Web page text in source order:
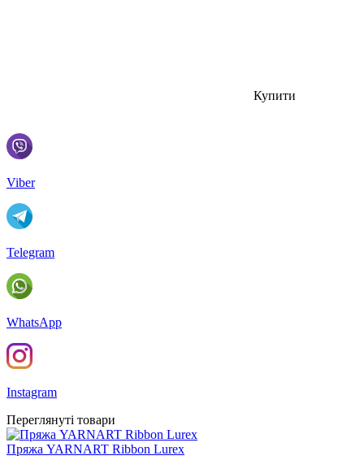
Купити
Viber
Telegram
WhatsApp
Instagram
Переглянуті товари
Пряжа YARNART Ribbon Lurex